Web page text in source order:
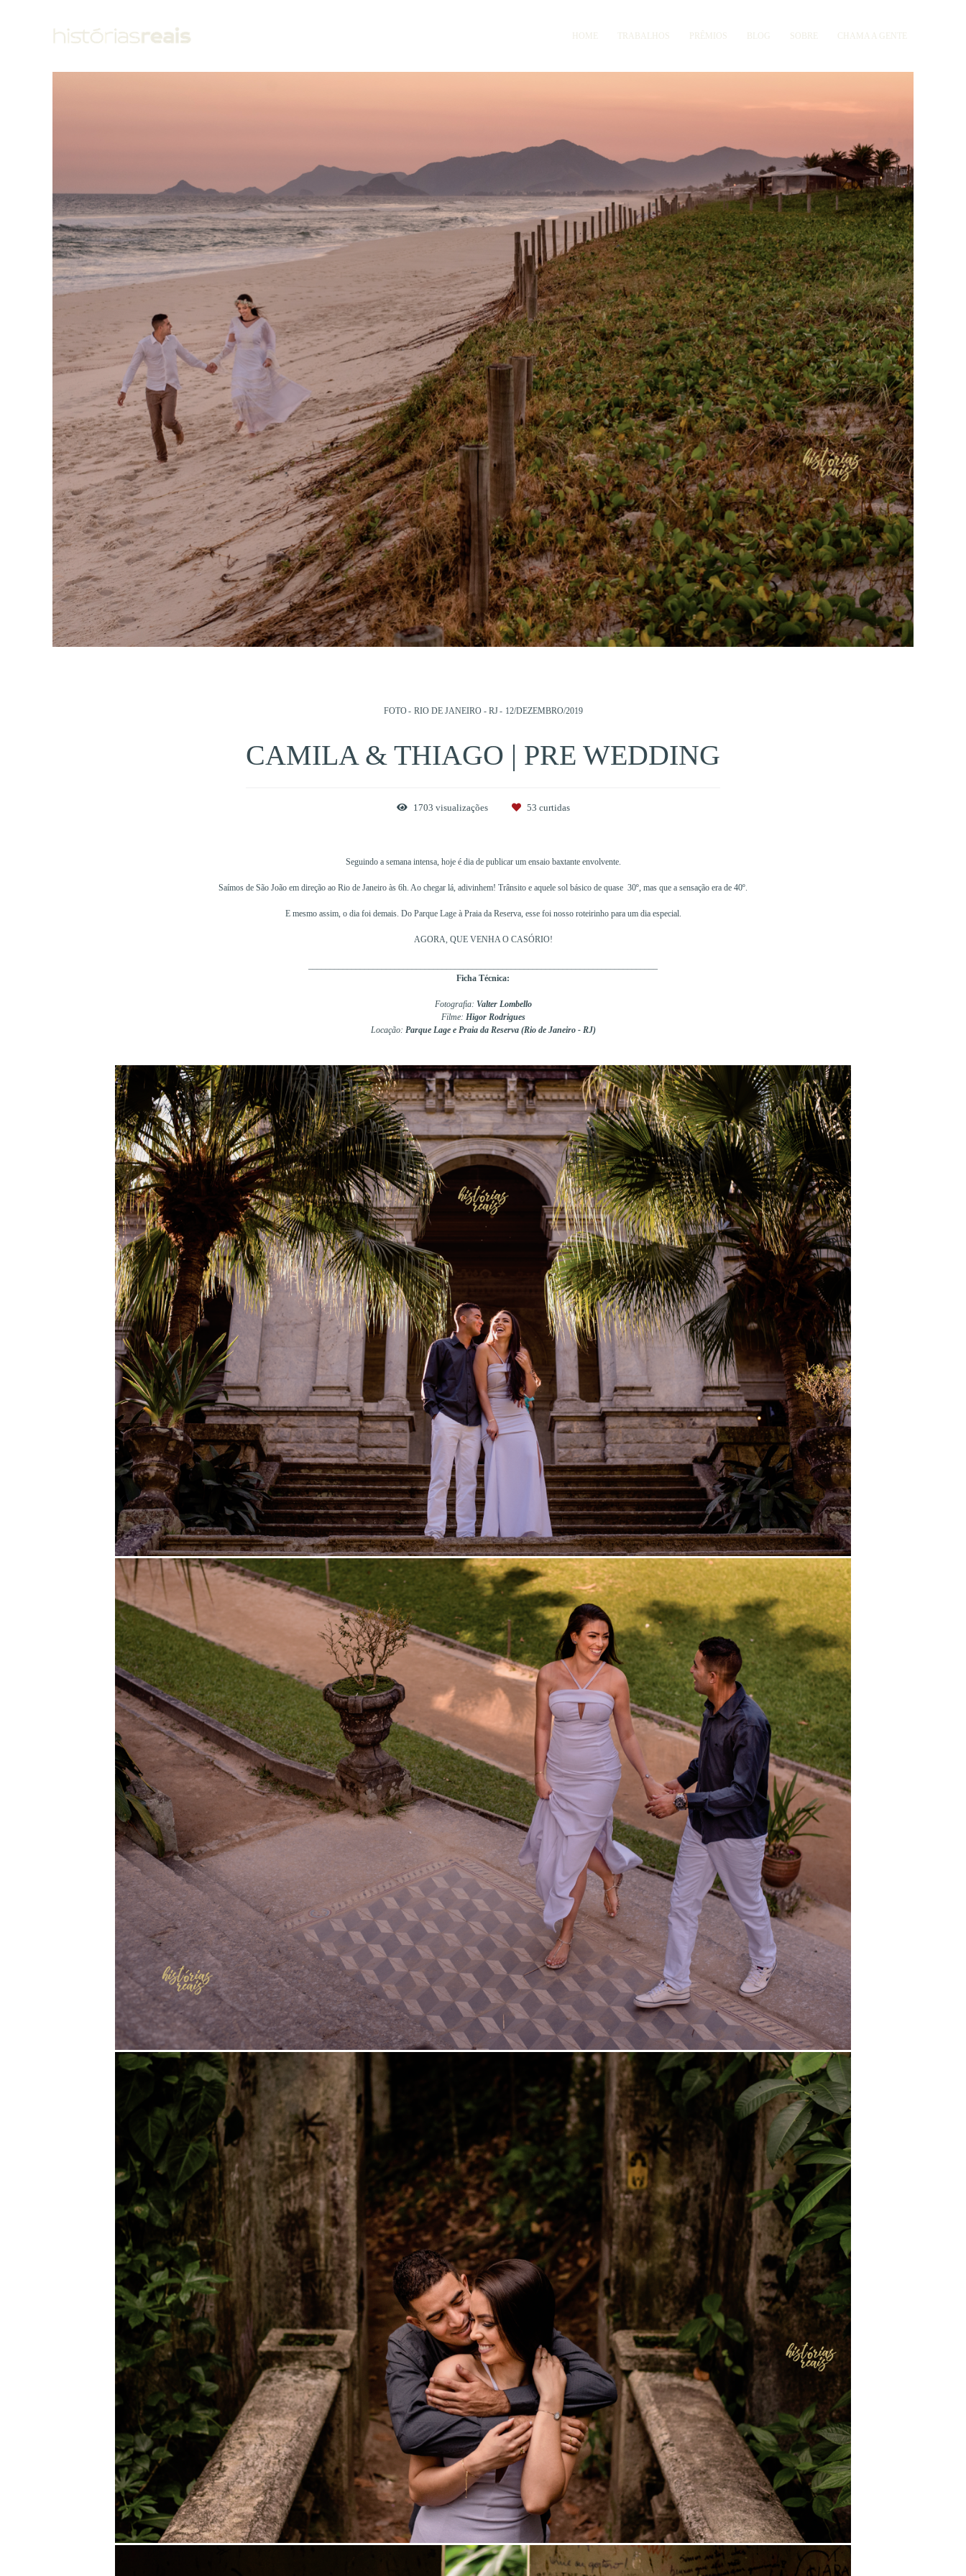
HOME TRABALHOS PRÊMIOS BLOG SOBRE CHAMA A GENTE
FOTO RIO DE JANEIRO - RJ 12/DEZEMBRO/2019
CAMILA & THIAGO | PRE WEDDING
1703 visualizações 53 curtidas
Seguindo a semana intensa, hoje é dia de publicar um ensaio baxtante envolvente.
Saímos de São João em direção ao Rio de Janeiro às 6h. Ao chegar lá, adivinhem! Trânsito e aquele sol básico de quase 30º, mas que a sensação era de 40º.
E mesmo assim, o dia foi demais. Do Parque Lage à Praia da Reserva, esse foi nosso roteirinho para um dia especial.
AGORA, QUE VENHA O CASÓRIO!
Ficha Técnica:
Fotografia: Valter Lombello
Filme: Higor Rodrigues
Locação: Parque Lage e Praia da Reserva (Rio de Janeiro - RJ)